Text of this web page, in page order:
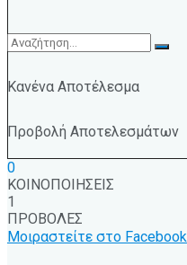
Κανένα Αποτέλεσμα
Προβολή Αποτελεσμάτων
0
ΚΟΙΝΟΠΟΙΗΣΕΙΣ
1
ΠΡΟΒΟΛΕΣ
Μοιραστείτε στο Facebook